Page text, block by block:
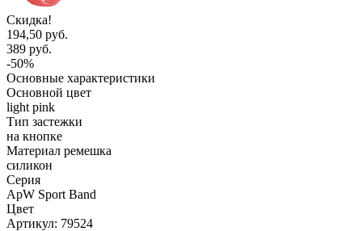
Скидка!
194,50 руб.
389 руб.
-50%
Основные характеристики
Основной цвет
light pink
Тип застежки
на кнопке
Материал ремешка
силикон
Серия
ApW Sport Band
Цвет
Артикул: 79524